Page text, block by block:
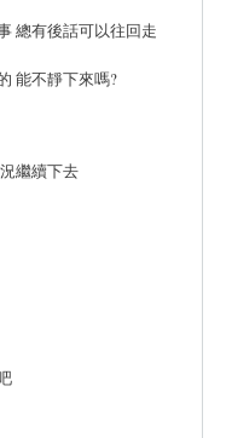
總有後話可以往回走
能不靜下來嗎?
繼續下去